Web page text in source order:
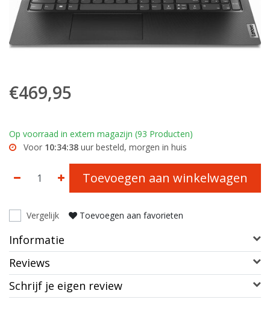
€469,95
Op voorraad in extern magazijn (93 Producten)
Voor 10:34:38 uur besteld, morgen in huis
Toevoegen aan winkelwagen
Vergelijk Toevoegen aan favorieten
Informatie
Reviews
Schrijf je eigen review